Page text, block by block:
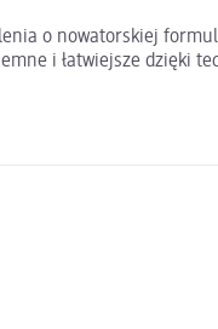
o nowatorskiej
i łatwiejsze dzięki